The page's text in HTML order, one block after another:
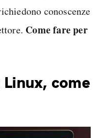
conoscenze
Come fare per
come